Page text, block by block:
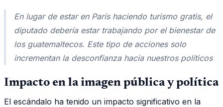
En lugar de estar en París haciendo turismo gratis, el
diputado debería estar trabajando por el bienestar de
los guatemaltecos. Este tipo de acciones solo
incrementan la desconfianza hacia nuestros políticos
Impacto en la imagen pública y política
El escándalo ha tenido un impacto significativo en la